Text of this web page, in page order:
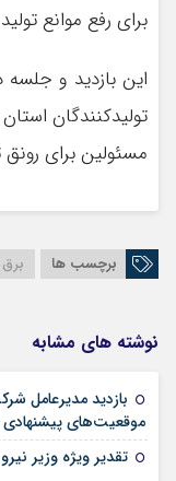
برای رفع موانع
این بازدید و
تولیدکنندگان
مسئولین برای رونق
برچسب ها
نوشته های مشابه
بازدید مدیرعامل
موقعیت‌های پیشنهادی احداث
تقدیر ویژه وزیر